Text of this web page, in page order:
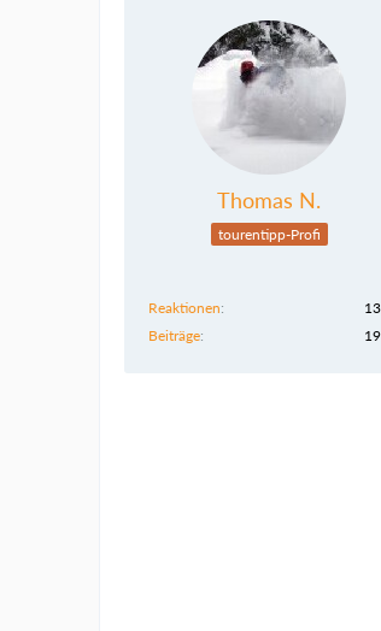
Thomas N.
tourentipp-Profi
Reaktionen
Beiträge